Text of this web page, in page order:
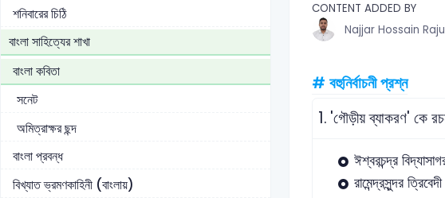
শনিবারের চিঠি
বাংলা সাহিত্যের শাখা
বাংলা কবিতা
সনেট
অমিত্রাক্ষর ছন্দ
বাংলা প্রবন্ধ
বিখ্যাত ভ্রমণকাহিনী (বাংলায়)
CONTENT ADDED BY
Najjar Hossain Raju
# বহুনির্বাচনী প্রশ্ন
1. 'গৌড়ীয় ব্যাকরণ' কে
ঈশ্বরচন্দ্র
রামেন্দ্রসুন্দর ত্রিবেদী